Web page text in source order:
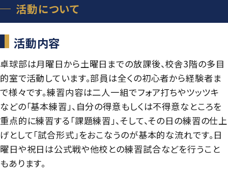
学校案内パンフレット
部活動
生徒座談会
学校案内パンフレット
学則
活動について
活動内容
卓球部は月曜日から土曜日までの放課後、校舎3階の多目
的室で活動しています。部員は全くの初心者から経験者ま
で様々です。練習内容は二人一組でフォア打ちやツッツキ
などの「基本練習」、自分の得意もしくは不得意なところを
重点的に練習する「課題練習」、そして、その日の練習の仕上
げとして「試合形式」をおこなうのが基本的な流れです。日
曜日や祝日は公式戦や他校との練習試合などを行うこと
もあります。